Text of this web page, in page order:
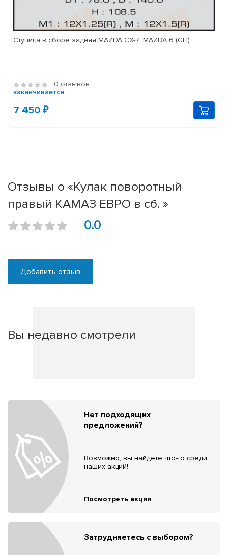
Ступица в сборе задняя MAZDA CX-7; MAZDA 6 (GH)
0 отзывов
заканчивается
7 450 ₽
Отзывы о «Кулак поворотный
правый КАМАЗ ЕВРО в сб. »
0.0
Добавить отзыв
Вы недавно смотрели
Нет подходящих
предложений?
Возможно, вы найдёте что-то среди
наших акций!
Посмотреть акции
Затрудняетесь с выбором?